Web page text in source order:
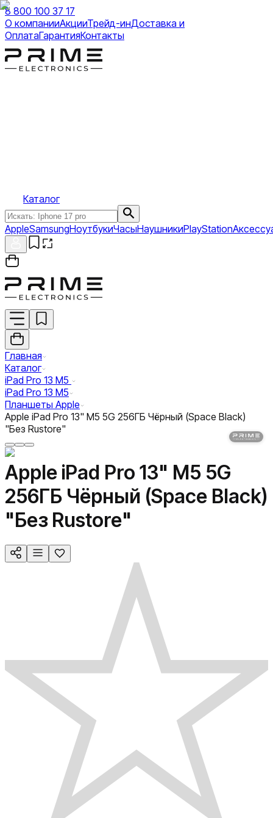
8 800 100 37 17
О компанииАкцииТрейд-инДоставка и
ОплатаГарантияКонтакты
Каталог
AppleSamsungНоутбукиЧасыНаушникиPlayStation
Главная
Каталог
iPad Pro 13 M5
iPad Pro 13 M5
Планшеты Apple
Apple iPad Pro 13" M5 5G 256ГБ Чёрный (Space Black)
"Без Rustore"
Apple iPad Pro 13" M5 5G
256ГБ Чёрный (Space Black)
"Без Rustore"